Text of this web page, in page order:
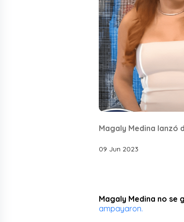
Magaly Medina lanzó
09 Jun 2023
Magaly Medina no se
ampayaron.